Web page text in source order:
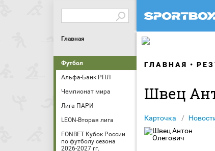
Главная
Футбол
Альфа-Банк РПЛ
Чемпионат мира
Лига ПАРИ
LEON-Вторая лига
FONBET Кубок России
по футболу сезона
2026-2027 гг.
ГЛАВНАЯ
Швец
Карточка